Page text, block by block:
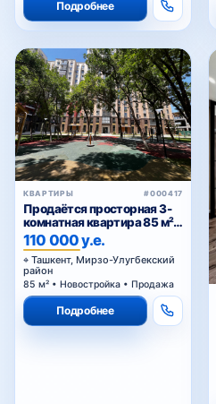
КВАРТИРЫ #000417
Продаётся просторная 3-
комнатная квартира 85 м² в
ЖК Golden House — Мирзо-
Улугбекский район
110 000 у.е.
Ташкент, Мирзо-Улугбекский
район
85 м² • Новостройка • Продажа
Подробнее